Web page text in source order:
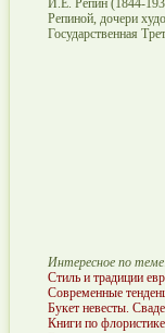
И.Е. Репин (1844-
Репиной, дочери
Государственная
Интересное по
Стиль и традиции
Современные
Букет невесты.
Книги по